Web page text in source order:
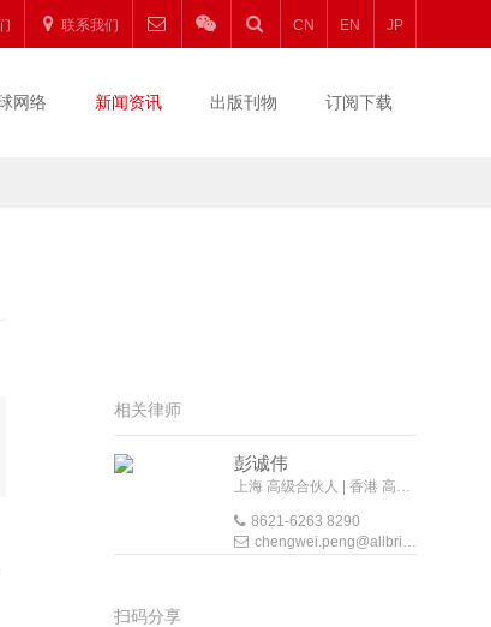
联系我们 CN EN JP
网络 新闻资讯 出版刊物 订阅下载
相关律师
彭诚伟
上海 高级合伙人 | 香港 高级外地法律顾问
8621-6263 8290
chengwei.peng@allbrightlaw.com
扫码分享